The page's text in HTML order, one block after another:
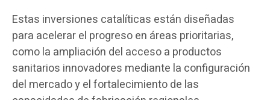
Estas inversiones catalíticas están diseñadas
para acelerar el progreso en áreas prioritarias,
como la ampliación del acceso a productos
sanitarios innovadores mediante la configuración
del mercado y el fortalecimiento de las